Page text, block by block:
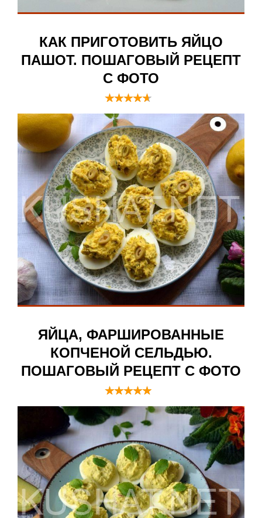
КАК ПРИГОТОВИТЬ ЯЙЦО
ПАШОТ. ПОШАГОВЫЙ РЕЦЕПТ
С ФОТО
ЯЙЦА, ФАРШИРОВАННЫЕ
КОПЧЕНОЙ СЕЛЬДЬЮ.
ПОШАГОВЫЙ РЕЦЕПТ С ФОТО